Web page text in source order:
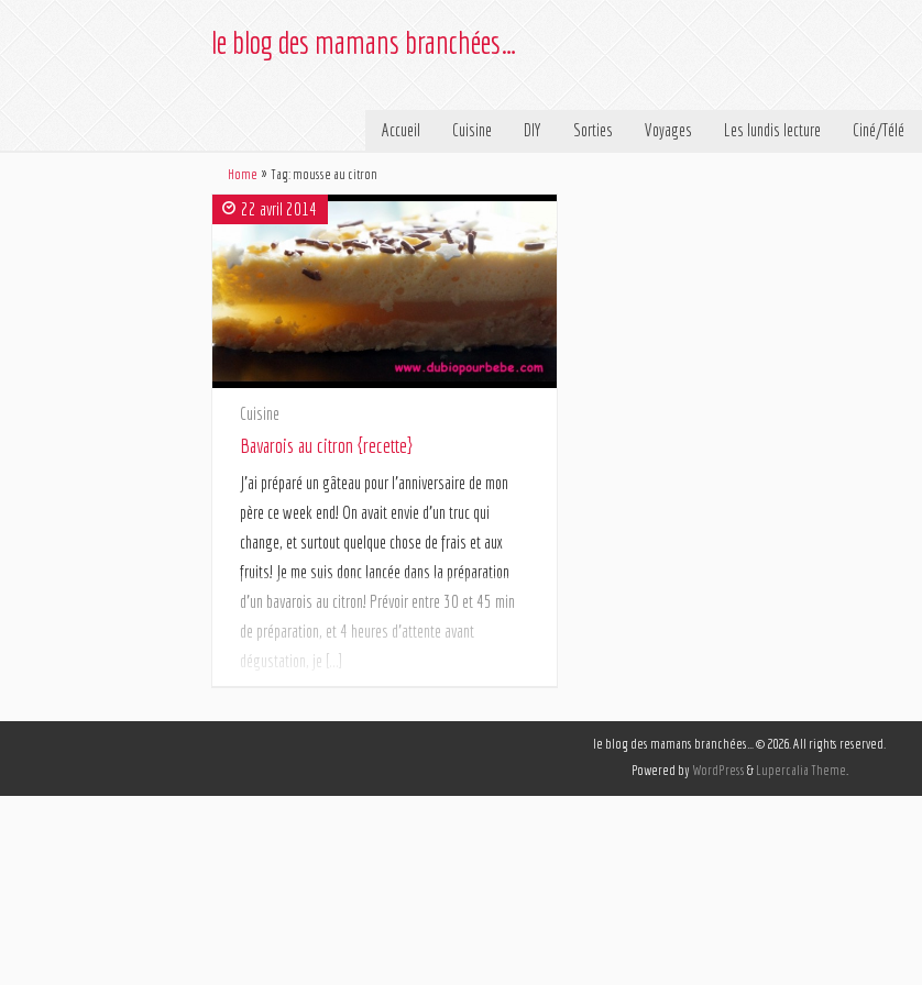
le blog des mamans branchées…
Accueil Cuisine DIY Sorties Voyages Les lundis lecture Ciné/Télé
Home Tag: mousse au citron
22 avril 2014
Cuisine
Bavarois au citron {recette}
J’ai préparé un gâteau pour l’anniversaire de mon
père ce week end! On avait envie d’un truc qui
change, et surtout quelque chose de frais et aux
fruits! Je me suis donc lancée dans la préparation
d’un bavarois au citron! Prévoir entre 30 et 45 min
de préparation, et 4 heures d’attente avant
dégustation, je […]
le blog des mamans branchées… © 2026. All rights reserved.
Powered by WordPress & Lupercalia Theme.